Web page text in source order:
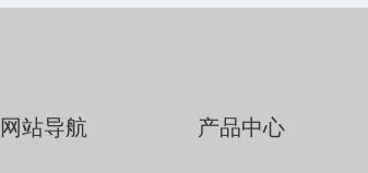
网站导航 产品中心